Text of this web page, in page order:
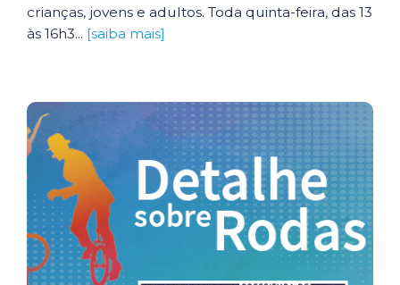
crianças, jovens e adultos. Toda quinta-feira, das 13
às 16h3... [saiba mais]